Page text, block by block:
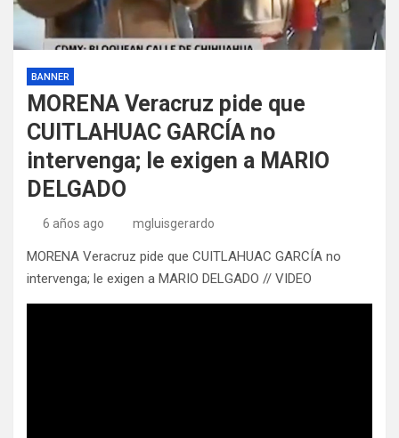
BANNER
MORENA Veracruz pide que
CUITLAHUAC GARCÍA no
intervenga; le exigen a MARIO
DELGADO
6 años ago mgluisgerardo
MORENA Veracruz pide que CUITLAHUAC GARCÍA no
intervenga; le exigen a MARIO DELGADO // VIDEO